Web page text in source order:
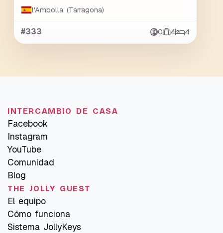
l'Ampolla (Tarragona)
#333 0 4 4
INTERCAMBIO DE CASA
Facebook
Instagram
YouTube
Comunidad
Blog
THE JOLLY GUEST
El equipo
Cómo funciona
Sistema JollyKeys